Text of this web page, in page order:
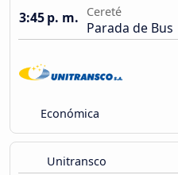
3:45 p. m.
Cereté
Parada de Bus
Económica
Unitransco